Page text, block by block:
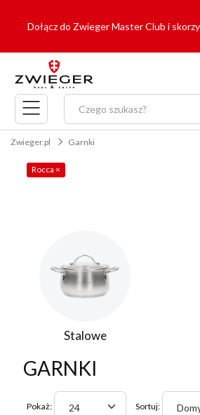
Dołącz do Zwieger Master Club i
Menu
główne
Zwieger.pl Garnki
Rocca ×
Stalowe
GARNKI
Pokaż: 24 Sortuj: